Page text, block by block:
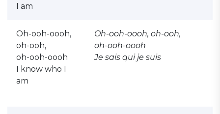
I am
Oh-ooh-oooh,
oh-ooh,
oh-ooh-oooh
I know who I
am
Oh-ooh-oooh, oh-ooh,
oh-ooh-oooh
Je sais qui je suis